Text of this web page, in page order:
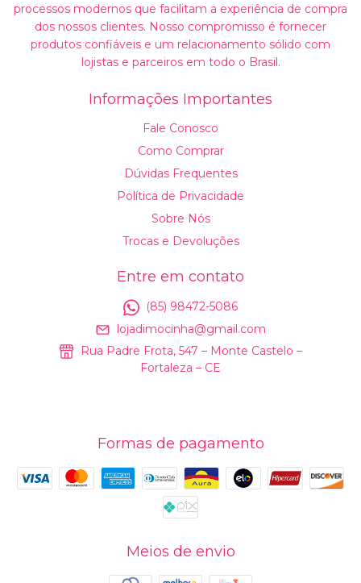
processos modernos que facilitam a experiência de compra
dos nossos clientes. Nosso compromisso é fornecer
produtos confiáveis e um relacionamento sólido com
lojistas e parceiros em todo o Brasil.
Informações Importantes
Fale Conosco
Como Comprar
Dúvidas Frequentes
Política de Privacidade
Sobre Nós
Trocas e Devoluções
Entre em contato
(85) 98472-5086
lojadimocinha@gmail.com
Rua Padre Frota, 547 – Monte Castelo –
Fortaleza – CE
Formas de pagamento
Meios de envio